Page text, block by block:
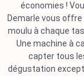
économies !
Demarle vous
moulu à chaque
Une machine à
capter tous
dégustation